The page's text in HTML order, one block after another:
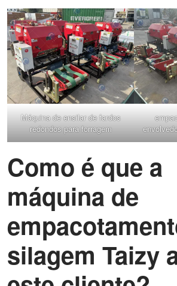
Máquina de ensilar de fardos
redondos para forragem
Como é que a
máquina de
silagem Taizy